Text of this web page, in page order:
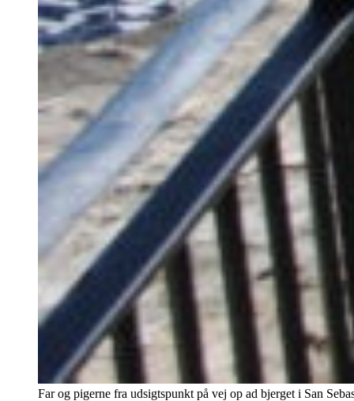
Far og pigerne fra udsigtspunkt på vej op ad bjerget i San